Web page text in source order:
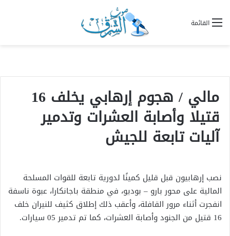
القائمة
مالي / هجوم إرهابي يخلف 16
قتيلا وأصابة العشرات وتدمير
آليات تابعة للجيش
نصب إرهابيون قبل قليل كمينًا لدورية تابعة للقوات المسلحة
المالية على محور بارو – بوديو، في منطقة باجانكارا، عبوة ناسفة
انفجرت أثناء مرور القافلة، وأعقب ذلك إطلاق كثيف للنيران خلف
16 قتيل من الجنود وأصابة العشرات، كما تم تدمير 05 سيارات.